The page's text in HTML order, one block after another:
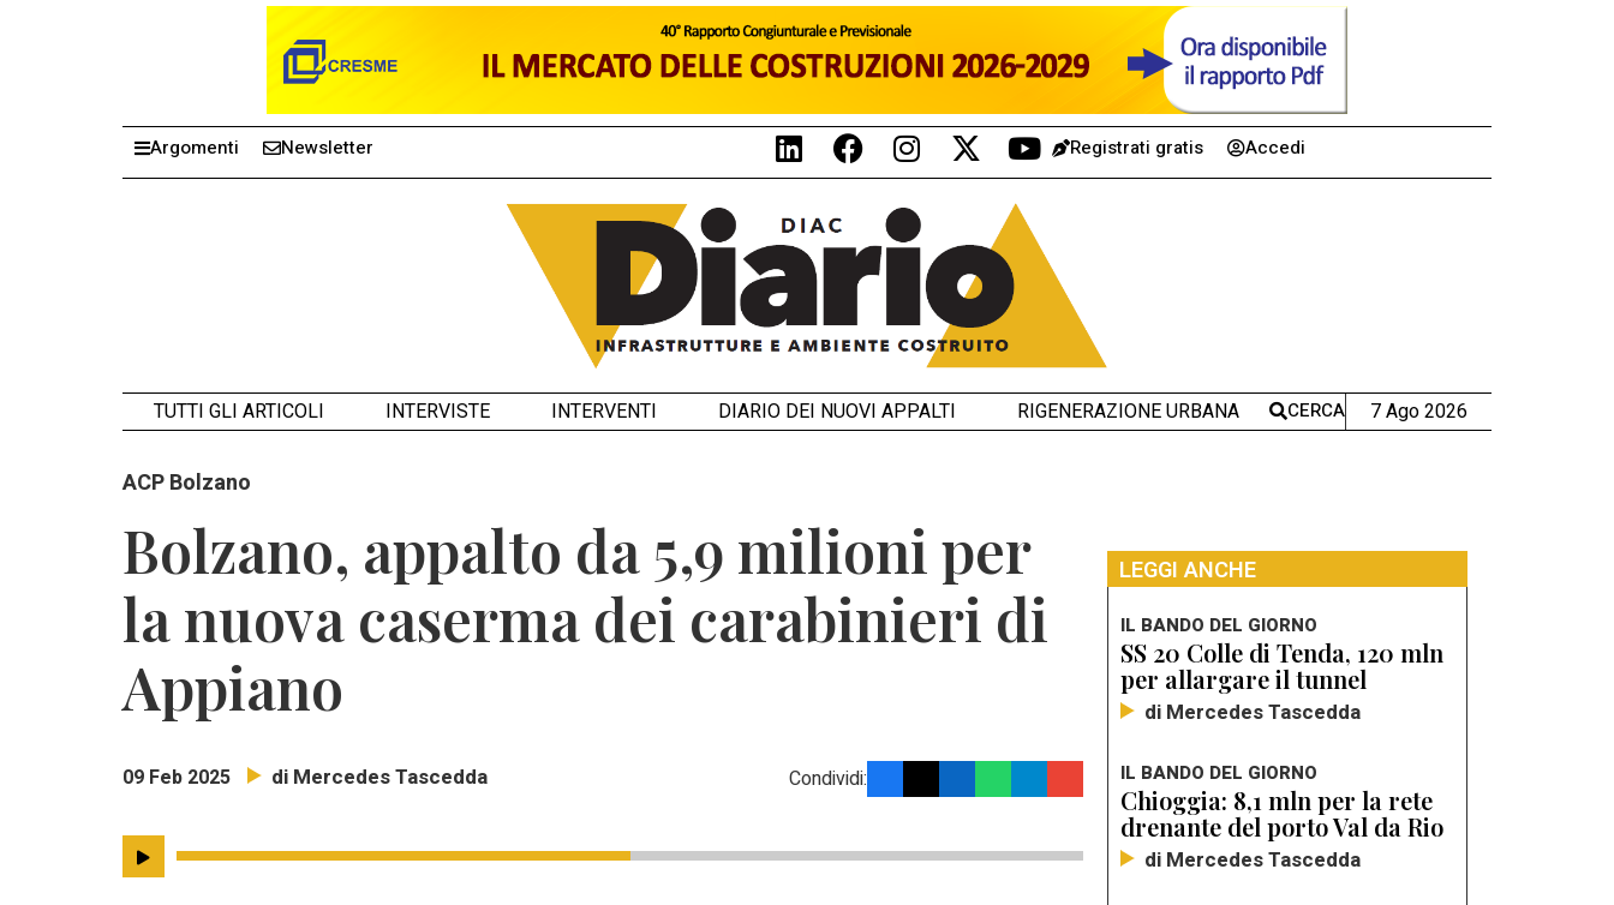
Argomenti Newsletter Registrati gratis Accedi
TUTTI GLI ARTICOLI INTERVISTE INTERVENTI DIARIO DEI NUOVI APPALTI RIGENERAZIONE URBANA CERCA 7 Ago 2026
ACP Bolzano
Bolzano, appalto da 5,9 milioni per
la nuova caserma dei carabinieri di
Appiano
09 Feb 2025 di Mercedes Tascedda Condividi:
LEGGI ANCHE
IL BANDO DEL GIORNO
SS 20 Colle di Tenda, 120 mln
per allargare il tunnel
di Mercedes Tascedda
IL BANDO DEL GIORNO
Chioggia: 8,1 mln per la rete
drenante del porto Val da Rio
di Mercedes Tascedda